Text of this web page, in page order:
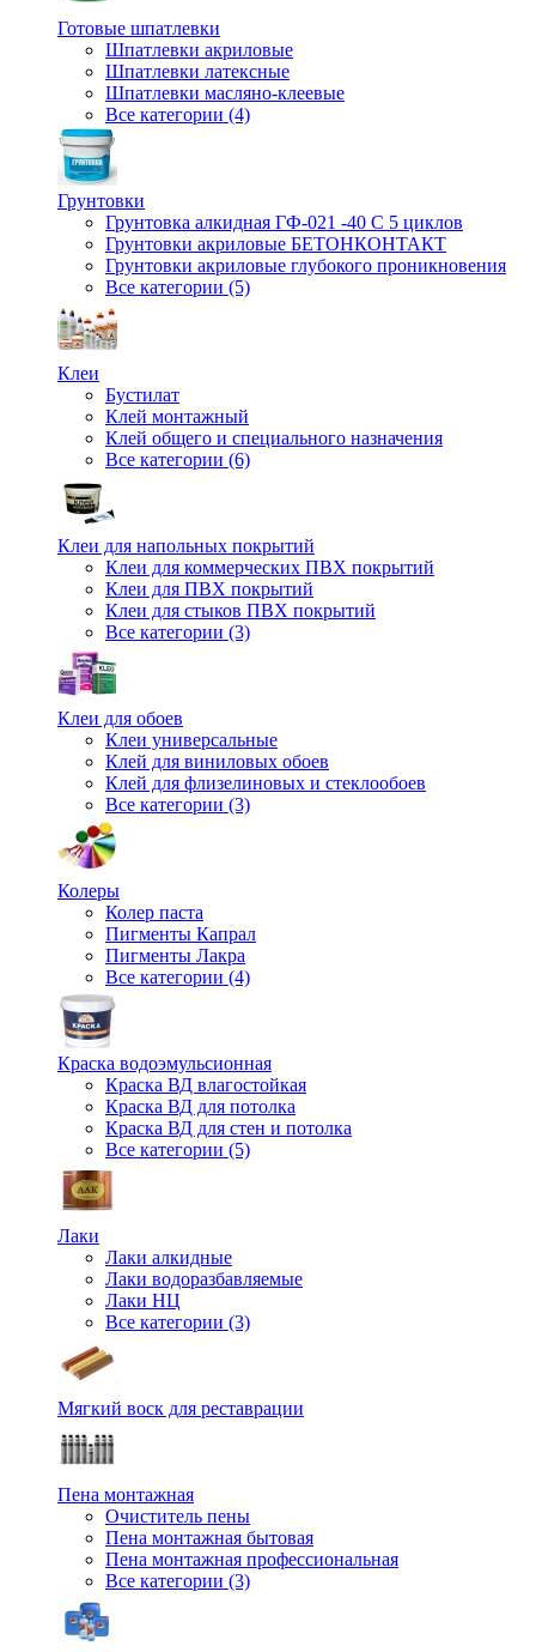
Готовые шпатлевки
Шпатлевки акриловые
Шпатлевки латексные
Шпатлевки масляно-клеевые
Все категории (4)
Грунтовки
Грунтовка алкидная ГФ-021 -40 С 5 циклов
Грунтовки акриловые БЕТОНКОНТАКТ
Грунтовки акриловые глубокого проникновения
Все категории (5)
Клеи
Бустилат
Клей монтажный
Клей общего и специального назначения
Все категории (6)
Клеи для напольных покрытий
Клеи для коммерческих ПВХ покрытий
Клеи для ПВХ покрытий
Клеи для стыков ПВХ покрытий
Все категории (3)
Клеи для обоев
Клеи универсальные
Клей для виниловых обоев
Клей для флизелиновых и стеклообоев
Все категории (3)
Колеры
Колер паста
Пигменты Капрал
Пигменты Лакра
Все категории (4)
Краска водоэмульсионная
Краска ВД влагостойкая
Краска ВД для потолка
Краска ВД для стен и потолка
Все категории (5)
Лаки
Лаки алкидные
Лаки водоразбавляемые
Лаки НЦ
Все категории (3)
Мягкий воск для реставрации
Пена монтажная
Очиститель пены
Пена монтажная бытовая
Пена монтажная профессиональная
Все категории (3)